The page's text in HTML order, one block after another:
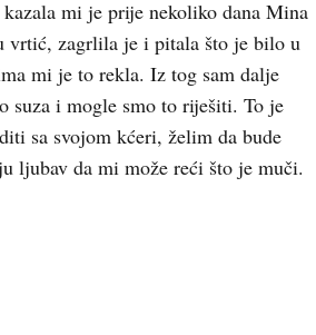
kazala mi je prije nekoliko dana Mina
vrtić, zagrlila je i pitala što je bilo u
mi je to rekla. Iz tog sam dalje
suza i mogle smo to riješiti. To je
sa svojom kćeri, želim da bude
ljubav da mi može reći što je muči.